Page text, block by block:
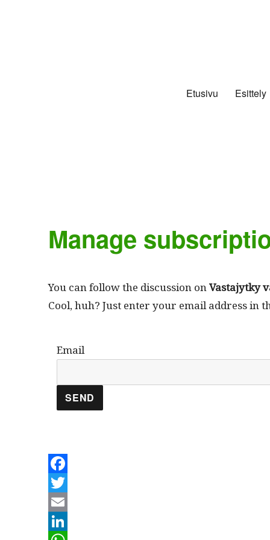
Etusivu Esittely
Manage
You can fol­low the dis­cus­sion onVas­ta­jytky
Cool, huh? Just enter your email address in
Email
F
a
c
T
w
E